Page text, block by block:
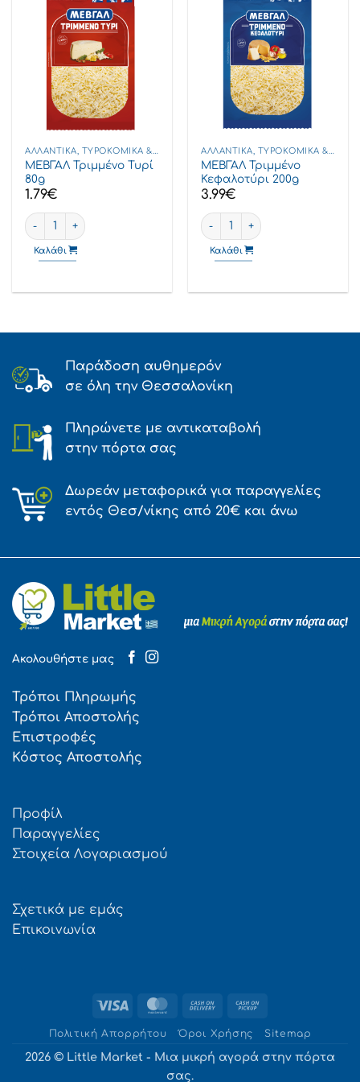
ΜΕΒΓΑΛ Τριμμένο Τυρί
80g
1.79€
ΜΕΒΓΑΛ Τριμμένο Τυρί 80g ποσότητα
Καλάθι
ΜΕΒΓΑΛ Τριμμένο
Κεφαλοτύρι 200g
3.99€
ΜΕΒΓΑΛ Τριμμένο
Καλάθι
Παράδοση αυθημερόν
σε όλη την Θεσσαλονίκη
Πληρώνετε με αντικαταβολή
στην πόρτα σας
Δωρεάν μεταφορικά για παραγγελίες
εντός Θεσ/νίκης από 20€ και άνω
Ακολουθήστε μας
Τρόποι Πληρωμής
Τρόποι Αποστολής
Επιστροφές
Κόστος Αποστολής
Προφίλ
Παραγγελίες
Στοιχεία Λογαριασμού
Σχετικά με εμάς
Επικοινωνία
Visa MasterCard
Cash
DeliveryPickup
Πολιτική Απορρήτου Όροι Χρήσης Sitemap
2026 © Little Market - Μια μικρή αγορά στην πόρτα
σας.